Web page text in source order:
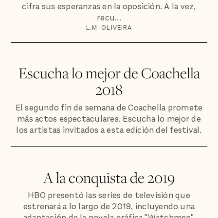
cifra sus esperanzas en la oposición. A la vez,
recu...
L.M. OLIVEIRA
Escucha lo mejor de Coachella
2018
El segundo fin de semana de Coachella promete
más actos espectaculares. Escucha lo mejor de
los artistas invitados a esta edición del festival.
A la conquista de 2019
HBO presentó las series de televisión que
estrenará a lo largo de 2019, incluyendo una